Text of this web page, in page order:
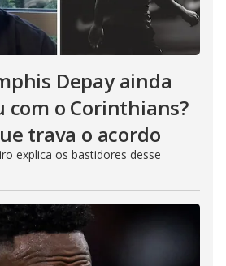
Depay ainda
com o Corinthians?
trava o acordo
explica os bastidores desse